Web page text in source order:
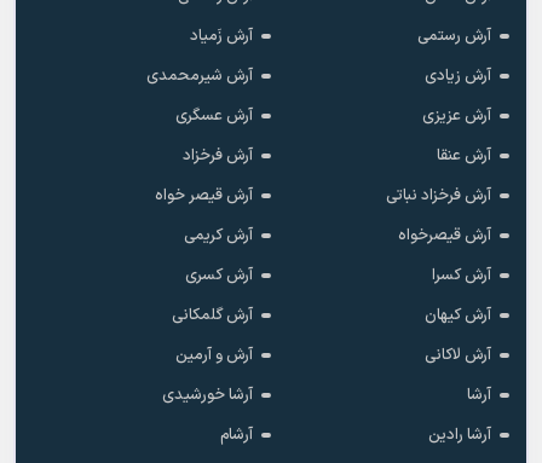
آرش رستمی
آرش زَمیاد
آرش زیادی
آرش شیرمحمدی
آرش عزیزی
آرش عسگری
آرش عنقا
آرش فرخزاد
آرش فرخزاد نباتی
آرش قیصر خواه
آرش قیصرخواه
آرش کریمی
آرش کسرا
آرش کسری
آرش کیهان
آرش گلمکانی
آرش لاکانی
آرش و آرمین
آرشا
آرشا خورشیدی
آرشا رادین
آرشام